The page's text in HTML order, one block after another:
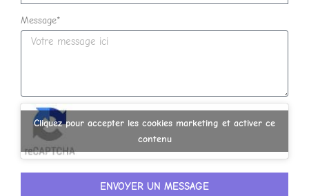
Message*
Cliquez pour accepter les cookies marketing et activer ce
contenu
ENVOYER UN MESSAGE